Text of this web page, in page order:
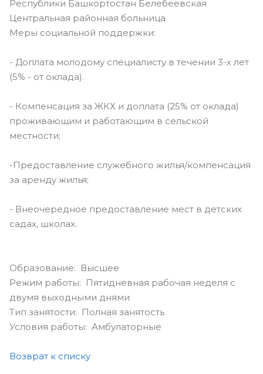
Республики Башкортостан Белебеевская
Центральная районная больница
Меры социальной поддержки:
- Доплата молодому специалисту в течении 3-х лет
(5% - от оклада).
- Компенсация за ЖКХ и доплата (25% от оклада)
проживающим и работающим в сельской
местности;
-Предоставление служебного жилья/компенсация
за аренду жилья;
- Внеочередное предоставление мест в детских
садах, школах.
Образование: Высшее
Режим работы: Пятидневная рабочая неделя с
двумя выходными днями
Тип занятости: Полная занятость
Условия работы: Амбулаторные
Возврат к списку